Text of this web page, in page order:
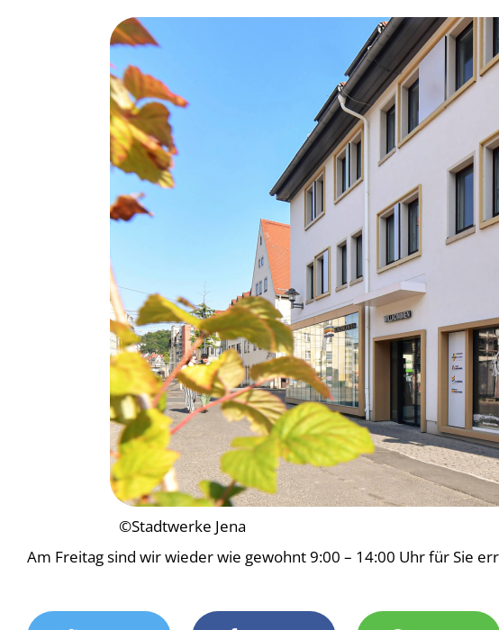
Bild
©Stadtwerke Jena
Am Freitag sind wir wieder wie gewohnt 9:00 – 14:00 Uhr für Sie